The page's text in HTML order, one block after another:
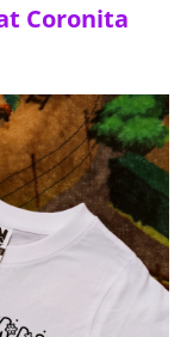
Coronita